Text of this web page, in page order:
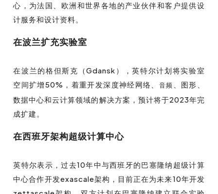
心，为法国、欧洲和世界各地的产业伙伴和客户提供设
计服务和设计资料。
在波兰扩充实验室
在波兰的格但斯克（Gdansk），英特尔计划将实验室
空间扩增50%，着重开发深度神经网络、
音频
、图形、
数据中心和云计算领域的解决方案，预计将于2023年完
成扩建。
在西班牙架构超级计算中心
英特尔表示，过去10年中与西班牙的巴塞隆纳超级计算
中心合作开发exascale架构，目前正在为未来10年开发